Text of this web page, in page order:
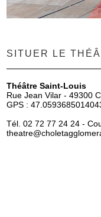
SITUER LE
Théâtre Saint-Louis
Rue Jean Vilar - 49300
GPS :
Tél. 02 72 77 24 24 -
theatre